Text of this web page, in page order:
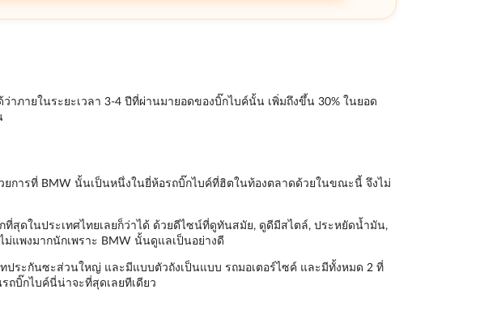
ภายในระยะเวลา 3-4 ปีที่ผ่านมายอดของบิ๊กไบค์นั้น เพิ่มถึงขึ้น 30% ในยอด
การที่ BMW นั้นเป็นหนึ่งในยี่ห้อรถบิ๊กไบค์ที่ฮิตในท้องตลาดด้วยในขณะนี้ จึงไม่
สุดในประเทศไทยเลยก็ว่าได้ ด้วยดีไซน์ที่ดูทันสมัย, ดูดีมีสไตล์, ประหยัดน้ำมัน,
แพงมากนักเพราะ BMW นั้นดูแลเป็นอย่างดี
ประกันซะส่วนใหญ่ และมีแบบตัวถังเป็นแบบ รถมอเตอร์ไซค์ และมีทั้งหมด 2 ที่
ถบิ๊กไบค์นี่น่าจะที่สุดเลยทีเดียว